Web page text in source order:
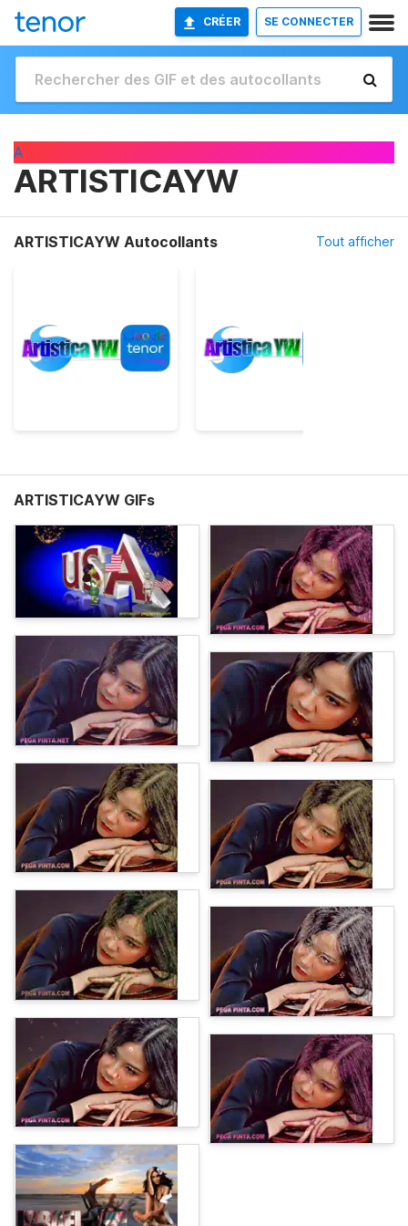
CRÉER SE CONNECTER
A
ARTISTICAYW
ARTISTICAYW Autocollants Tout afficher
ARTISTICAYW GIFs